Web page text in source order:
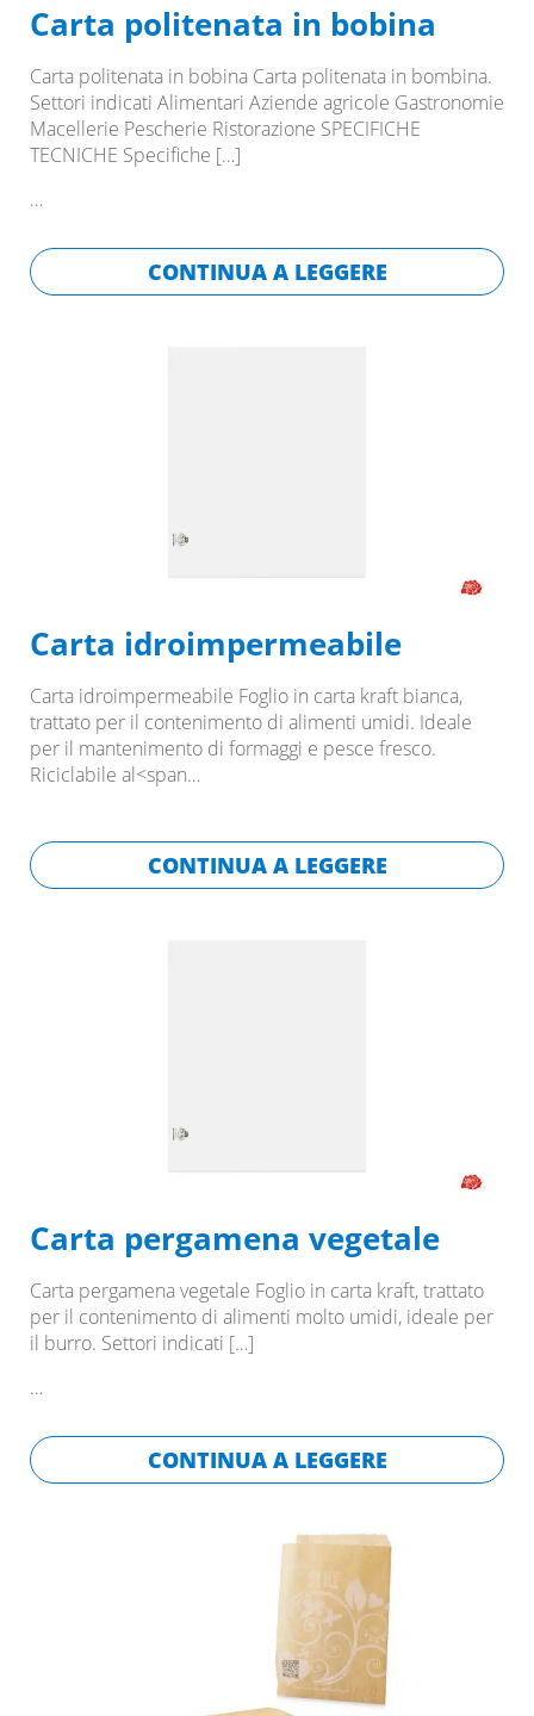
Carta politenata in bobina
Carta politenata in bobina Carta politenata in bombina.
Settori indicati Alimentari Aziende agricole Gastronomie
Macellerie Pescherie Ristorazione SPECIFICHE
TECNICHE Specifiche […]
…
CONTINUA A LEGGERE
Carta idroimpermeabile
Carta idroimpermeabile Foglio in carta kraft bianca,
trattato per il contenimento di alimenti umidi. Ideale
per il mantenimento di formaggi e pesce fresco.
Riciclabile al<span…
CONTINUA A LEGGERE
Carta pergamena vegetale
Carta pergamena vegetale Foglio in carta kraft, trattato
per il contenimento di alimenti molto umidi, ideale per
il burro. Settori indicati […]
…
CONTINUA A LEGGERE